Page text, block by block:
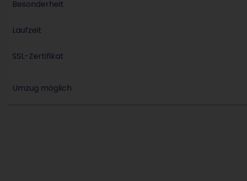
Besonderheit
Laufzeit
SSL-Zertifikat
Umzug möglich